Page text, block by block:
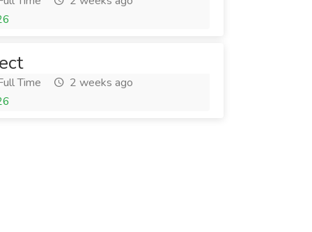
Time
2 weeks ago